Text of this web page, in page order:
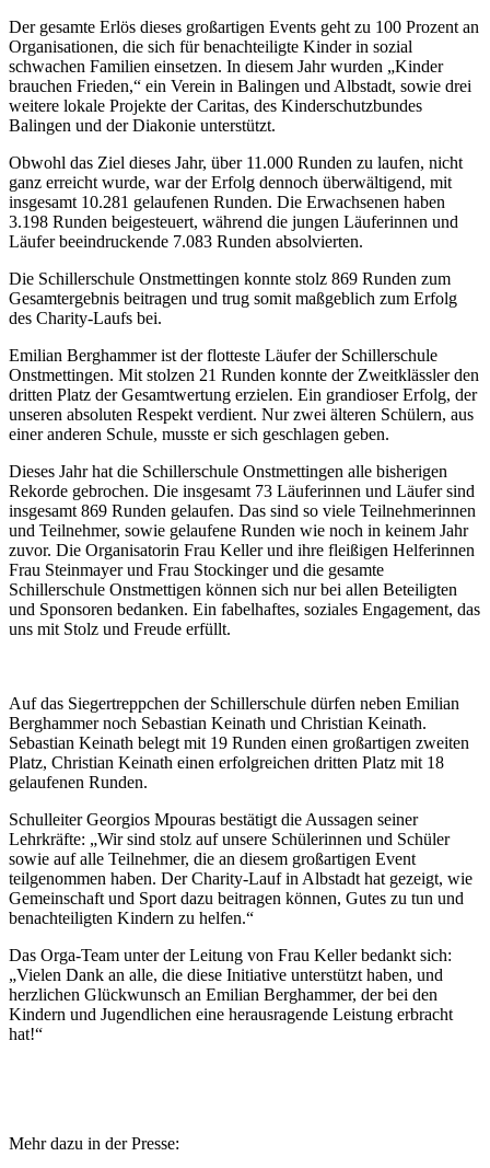
Der gesamte Erlös dieses großartigen Events geht zu 100 Prozent an
Organisationen, die sich für benachteiligte Kinder in sozial
schwachen Familien einsetzen. In diesem Jahr wurden „Kinder
brauchen Frieden,“ ein Verein in Balingen und Albstadt, sowie drei
weitere lokale Projekte der Caritas, des Kinderschutzbundes
Balingen und der Diakonie unterstützt.
Obwohl das Ziel dieses Jahr, über 11.000 Runden zu laufen, nicht
ganz erreicht wurde, war der Erfolg dennoch überwältigend, mit
insgesamt 10.281 gelaufenen Runden. Die Erwachsenen haben
3.198 Runden beigesteuert, während die jungen Läuferinnen und
Läufer beeindruckende 7.083 Runden absolvierten.
Die Schillerschule Onstmettingen konnte stolz 869 Runden zum
Gesamtergebnis beitragen und trug somit maßgeblich zum Erfolg
des Charity-Laufs bei.
Emilian Berghammer ist der flotteste Läufer der Schillerschule
Onstmettingen. Mit stolzen 21 Runden konnte der Zweitklässler den
dritten Platz der Gesamtwertung erzielen. Ein grandioser Erfolg, der
unseren absoluten Respekt verdient. Nur zwei älteren Schülern, aus
einer anderen Schule, musste er sich geschlagen geben.
Dieses Jahr hat die Schillerschule Onstmettingen alle bisherigen
Rekorde gebrochen. Die insgesamt 73 Läuferinnen und Läufer sind
insgesamt 869 Runden gelaufen. Das sind so viele Teilnehmerinnen
und Teilnehmer, sowie gelaufene Runden wie noch in keinem Jahr
zuvor. Die Organisatorin Frau Keller und ihre fleißigen Helferinnen
Frau Steinmayer und Frau Stockinger und die gesamte
Schillerschule Onstmettigen können sich nur bei allen Beteiligten
und Sponsoren bedanken. Ein fabelhaftes, soziales Engagement, das
uns mit Stolz und Freude erfüllt.
Auf das Siegertreppchen der Schillerschule dürfen neben Emilian
Berghammer noch Sebastian Keinath und Christian Keinath.
Sebastian Keinath belegt mit 19 Runden einen großartigen zweiten
Platz, Christian Keinath einen erfolgreichen dritten Platz mit 18
gelaufenen Runden.
Schulleiter Georgios Mpouras bestätigt die Aussagen seiner
Lehrkräfte: „Wir sind stolz auf unsere Schülerinnen und Schüler
sowie auf alle Teilnehmer, die an diesem großartigen Event
teilgenommen haben. Der Charity-Lauf in Albstadt hat gezeigt, wie
Gemeinschaft und Sport dazu beitragen können, Gutes zu tun und
benachteiligten Kindern zu helfen.“
Das Orga-Team unter der Leitung von Frau Keller bedankt sich:
„Vielen Dank an alle, die diese Initiative unterstützt haben, und
herzlichen Glückwunsch an Emilian Berghammer, der bei den
Kindern und Jugendlichen eine herausragende Leistung erbracht
hat!“
Mehr dazu in der Presse: